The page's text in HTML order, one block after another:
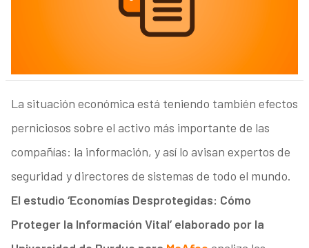
La situación económica está teniendo también efectos
perniciosos sobre el activo más importante de las
compañías: la información, y así lo avisan expertos de
seguridad y directores de sistemas de todo el mundo.
El estudio ‘Economías Desprotegidas: Cómo
Proteger la Información Vital’ elaborado por la